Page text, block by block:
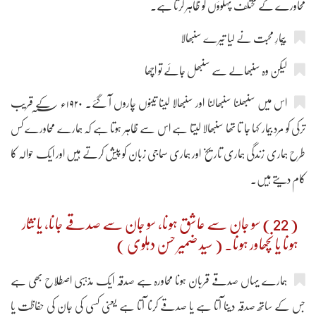
محاورے کے مختلف پہلوؤں کو ظاہر کرتا ہے۔
لیکن وہ سنبھالے سے سنبھل جائے تو اچھا
اس میں سنبھلنا سنبھالنا اور سنبھالا لینا تینوں چاروں آ گئے۔ ۱۹۲۰ء ؁ کے قریب
ترکی کو مرد بیمار کہا جا تا تھا سنبھالا لیتا ہے اس سے ظاہر ہوتا ہے کہ ہمارے محاورے کس
طرح ہماری زندگی ہماری تاریخ اور ہماری سماجی زبان کو پیش کرتے ہیں اور ایک حوالہ کا
کام دیتے ہیں۔
( 22 ) سو جان سے عاشق ہونا، سو جان سے صدقے جانا، یا نثار
ہونا یا نچھاور ہونا۔ ( سید ضمیر حسن دہلوی )
ہمارے یہاں صدقے قربان ہونا محاورہ ہے صدقہ ایک مذہبی اصطلاح بھی ہے
جس کے ساتھ صدقہ دینا آتا ہے یا صدقے کرنا آتا ہے یعنی کسی کی جان کی حفاظت یا